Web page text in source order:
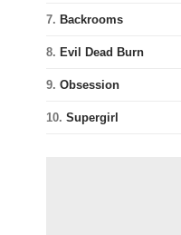
7. Backrooms
8. Evil Dead Burn
9. Obsession
10. Supergirl